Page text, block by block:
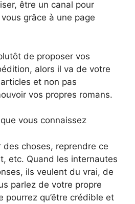
être un canal pour
grâce à une page
de proposer vos
alors il va de votre
et non pas
vos propres romans.
vous connaissez
des choses, reprendre ce
etc. Quand les internautes
ils veulent du vrai, de
parlez de votre propre
pourrez qu’être crédible et